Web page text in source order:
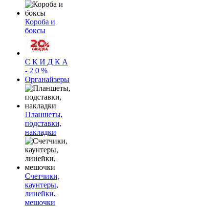
Короба и
боксы
С К И Д К А
- 2 0 %
Органайзеры
Планшеты,
подставки,
накладки
Счетчики,
каунтеры,
линейки,
мешочки